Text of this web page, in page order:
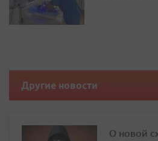
Другие новости
О новой